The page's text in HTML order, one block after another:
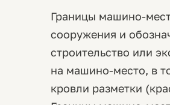
Границы машино-
сооружения и
строительство или
на машино-место, в
кровли разметки